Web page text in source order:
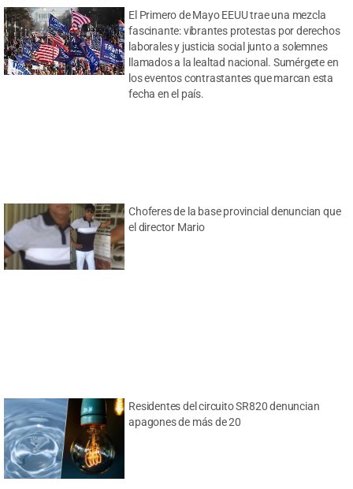
El Primero de Mayo EEUU trae una mezcla
fascinante: vibrantes protestas por derechos
laborales y justicia social junto a solemnes
llamados a la lealtad nacional. Sumérgete en
los eventos contrastantes que marcan esta
fecha en el país.
Choferes de la base provincial denuncian que
el director Mario
Residentes del circuito SR820 denuncian
apagones de más de 20